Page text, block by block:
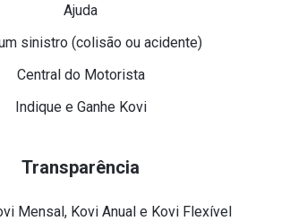
Ajuda
sinistro (colisão ou acidente)
Central do Motorista
Indique e Ganhe Kovi
Transparência
Mensal, Kovi Anual e Kovi Flexível